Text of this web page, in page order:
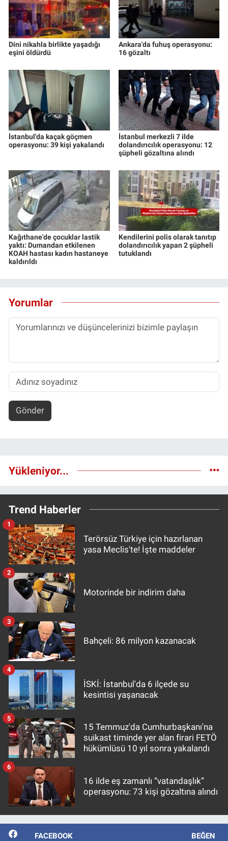
Dini nikahla birlikte yaşadığı
eşini öldürdü
Ankara'da fuhuş operasyonu:
16 gözaltı
İstanbul'da kaçak göçmen
operasyonu: 39 kişi yakalandı
İstanbul merkezli 7 ilde
dolandırıcılık operasyonu: 12
şüpheli gözaltına alındı
Kağıthane'de çocuklar lastik
yaktı: Dumandan etkilenen
KOAH hastası kadın hastaneye
kaldırıldı
Kendilerini polis olarak tanıtıp
dolandırıcılık yapan 2 şüpheli
tutuklandı
Yorumlar
Gönder
Yükleniyor...
Trend Haberler
Terörsüz Türkiye için hazırlanan
yasa Meclis'te! İşte maddeler
1
Motorinde bir indirim daha
2
Bahçeli: 86 milyon kazanacak
3
İSKİ: İstanbul'da 6 ilçede su
kesintisi yaşanacak
4
15 Temmuz'da Cumhurbaşkanı'na
suikast timinde yer alan firari FETÖ
hükümlüsü 10 yıl sonra yakalandı
5
16 ilde eş zamanlı “vatandaşlık”
operasyonu: 73 kişi gözaltına alındı
6
FACEBOOK BEĞEN